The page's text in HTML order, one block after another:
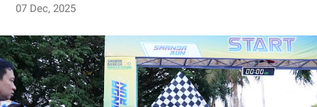
07 Dec, 2025